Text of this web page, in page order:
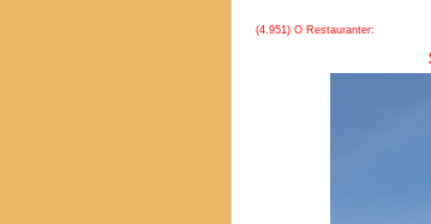
(4.951) O Restauranter: